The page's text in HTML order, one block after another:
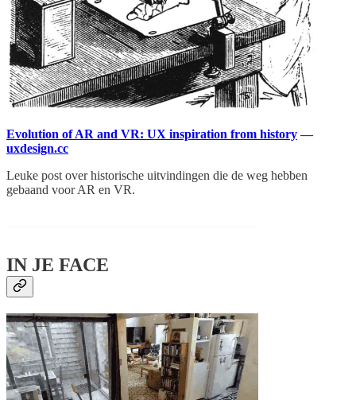
Evolution of AR and VR: UX inspiration from history —
uxdesign.cc
Leuke post over historische uitvindingen die de weg hebben
gebaand voor AR en VR.
IN JE FACE